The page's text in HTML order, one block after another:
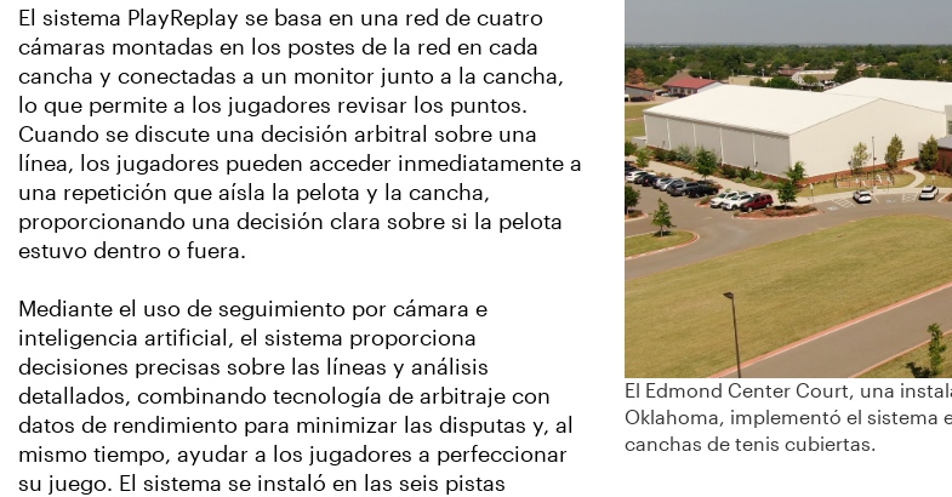
El sistema PlayReplay se basa en una red de cuatro
cámaras montadas en los postes de la red en cada
cancha y conectadas a un monitor junto a la cancha,
lo que permite a los jugadores revisar los puntos.
Cuando se discute una decisión arbitral sobre una
línea, los jugadores pueden acceder inmediatamente a
una repetición que aísla la pelota y la cancha,
proporcionando una decisión clara sobre si la pelota
estuvo dentro o fuera.
Mediante el uso de seguimiento por cámara e
inteligencia artificial, el sistema proporciona
decisiones precisas sobre las líneas y análisis
detallados, combinando tecnología de arbitraje con
datos de rendimiento para minimizar las disputas y, al
mismo tiempo, ayudar a los jugadores a perfeccionar
su juego. El sistema se instaló en las seis pistas
El Edmond Center Court, una
Oklahoma, implementó el sistema
canchas de tenis cubiertas.